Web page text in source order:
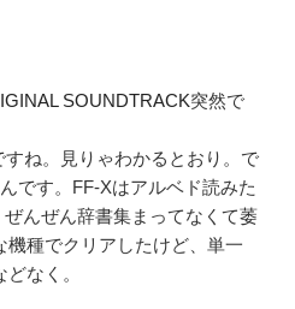
突然で
ね。見りゃわかるとおり。で
です。FF-Xはアルベド読みた
んぜん辞書集まってなくて萎
機種でクリアしたけど、単一
なく。